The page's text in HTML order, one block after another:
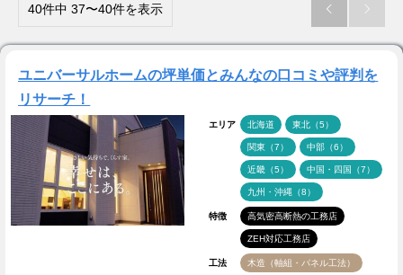
40件中 37〜40件を表示  
ユニバーサルホームの坪単価とみんなの口コミや評判を
リサーチ！
エリア 北海道 東北（5）
関東（7） 中部（6）
近畿（5） 中国・四国（7）
九州・沖縄（8）
特徴 高気密高断熱の工務店
ZEH対応工務店
工法 木造（軸組・パネル工法）